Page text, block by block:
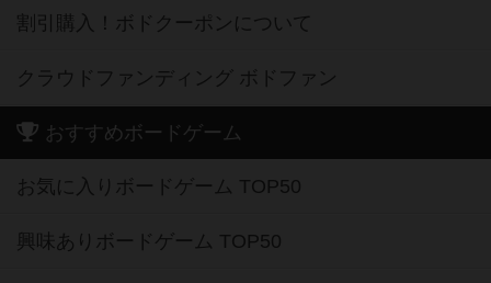
割引購入！ボドクーポンについて
クラウドファンディング ボドファン
おすすめボードゲーム
お気に入りボードゲーム TOP50
興味ありボードゲーム TOP50